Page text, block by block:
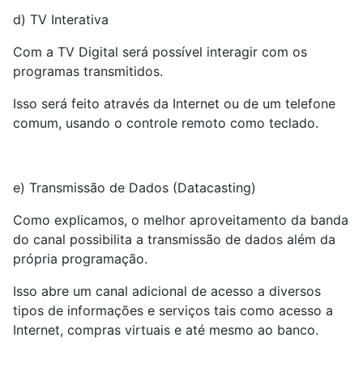
d) TV Interativa
Com a TV Digital será possível interagir com os
programas transmitidos.
Isso será feito através da Internet ou de um telefone
comum, usando o controle remoto como teclado.
e) Transmissão de Dados (Datacasting)
Como explicamos, o melhor aproveitamento da banda
do canal possibilita a transmissão de dados além da
própria programação.
Isso abre um canal adicional de acesso a diversos
tipos de informações e serviços tais como acesso a
Internet, compras virtuais e até mesmo ao banco.